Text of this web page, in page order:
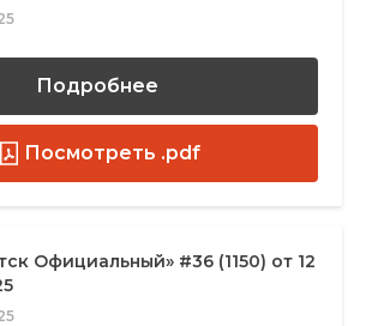
Подробнее
Посмотреть .pdf
Официальный» #36 (1150) от 12